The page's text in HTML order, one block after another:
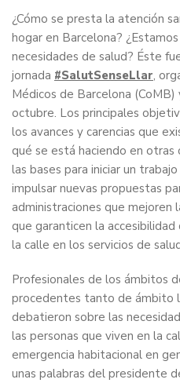
¿Cómo se presta la atención
hogar en Barcelona?
necesidades de salud? Éste
jornada #SalutSenseLlar,
Médicos de Barcelona
octubre. Los principales
los avances y carencias que
qué se está haciendo en otras
las bases para iniciar un
impulsar nuevas propuestas
administraciones que mejoren
que garanticen la
la calle en los servicios de
Profesionales de los ámbitos
procedentes tanto de ámbito
debatieron sobre las
las personas que viven en la
emergencia habitacional en
unas palabras del presidente